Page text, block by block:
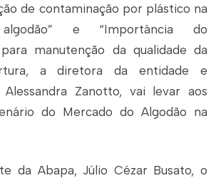
de contaminação por plástico na
e “Importância do
manutenção da qualidade da
a diretora da entidade e
Zanotto, vai levar aos
do Mercado do Algodão na
da Abapa, Júlio Cézar Busato, o